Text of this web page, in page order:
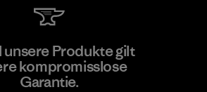
Co., Ltd.
unsere Produkte gilt
kompromisslose
Garantie.